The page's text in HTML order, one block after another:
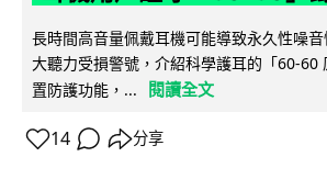
長時間高音量佩戴耳機可能導致永久性噪
大聽力受損警號，介紹科學護耳的「60-60
置防護功能，...
閱讀全文
14 分享